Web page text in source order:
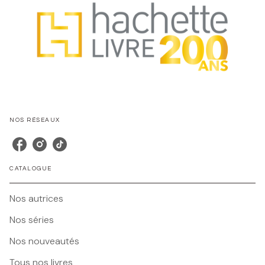
NOS RÉSEAUX
CATALOGUE
Nos autrices
Nos séries
Nos nouveautés
Tous nos livres